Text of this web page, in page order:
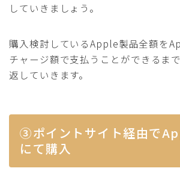
していきましょう。
購入検討しているApple製品全額を
チャージ額で支払うことができるま
返していきます。
③ポイントサイト経由で
にて購入